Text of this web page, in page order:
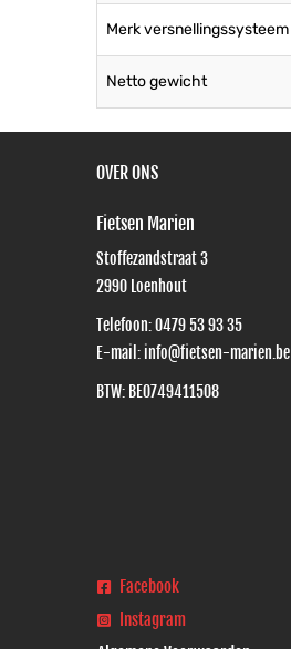
Merk versnellingssysteem
Netto gewicht
OVER ONS
Fietsen Marien
Stoffezandstraat 3
2990 Loenhout
Telefoon:0479 53 93 35
E-mail: info@fietsen-marien.be
BTW: BE0749411508
Facebook
Instagram